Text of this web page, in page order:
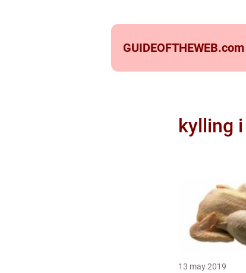
GUIDEOFTHEWEB.com
kylling
13 may 2019